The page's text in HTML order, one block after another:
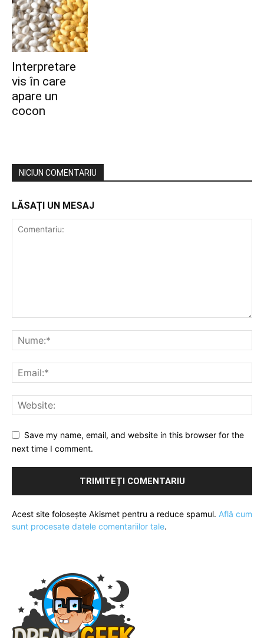
Interpretare
vis în care
apare un
cocon
NICIUN COMENTARIU
LĂSAȚI UN MESAJ
Save my name, email, and website in this browser for the
next time I comment.
Acest site folosește Akismet pentru a reduce spamul. Află cum
sunt procesate datele comentariilor tale.